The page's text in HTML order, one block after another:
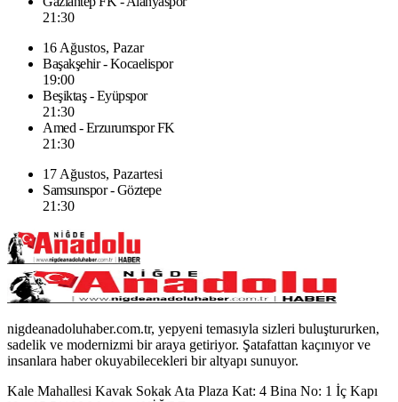
21:30
16 Ağustos, Pazar
Başakşehir - Kocaelispor
19:00
Beşiktaş - Eyüpspor
21:30
Amed - Erzurumspor FK
21:30
17 Ağustos, Pazartesi
Samsunspor - Göztepe
21:30
nigdeanadoluhaber.com.tr, yepyeni temasıyla sizleri buluştururken,
sadelik ve modernizmi bir araya getiriyor. Şatafattan kaçınıyor ve
insanlara haber okuyabilecekleri bir altyapı sunuyor.
Kale Mahallesi Kavak Sokak Ata Plaza Kat: 4 Bina No: 1 İç Kapı